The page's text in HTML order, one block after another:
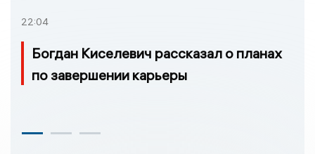
22:04
Богдан Киселевич рассказал о планах
по завершении карьеры